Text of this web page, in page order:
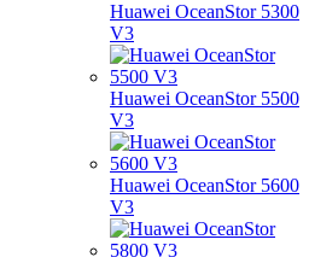
Huawei OceanStor 5300
V3
Huawei OceanStor 5500
V3
Huawei OceanStor 5600
V3